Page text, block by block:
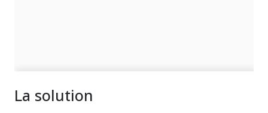
La solution